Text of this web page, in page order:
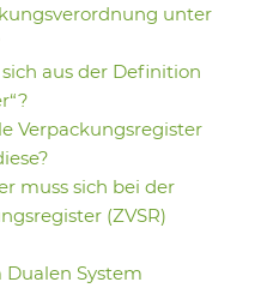
unter
aus der Definition
Verpackungsregister
muss sich bei der
(ZVSR)
System